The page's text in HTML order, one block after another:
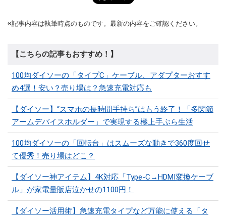
※記事内容は執筆時点のものです。最新の内容をご確認ください。
【こちらの記事もおすすめ！】
100均ダイソーの「タイプC」ケーブル、アダプターおすす
め4選！安い？売り場は？急速充電対応も
【ダイソー】“スマホの長時間手持ち”はもう終了！「多関節
アームデバイスホルダー」で実現する極上手ぶら生活
100均ダイソーの「回転台」はスムーズな動きで360度回せ
て優秀！売り場はどこ？
【ダイソー神アイテム】4K対応「Type-C→HDMI変換ケーブ
ル」が家電量販店泣かせの1100円！
【ダイソー活用術】急速充電タイプなど万能に使える「タ